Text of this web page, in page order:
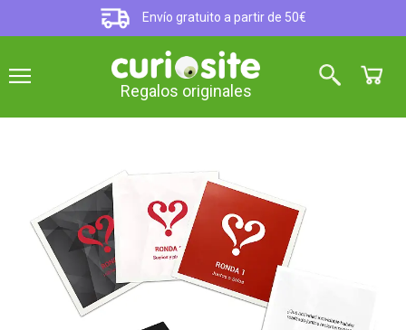
Envío gratuito a partir de 50€
Regalos originales